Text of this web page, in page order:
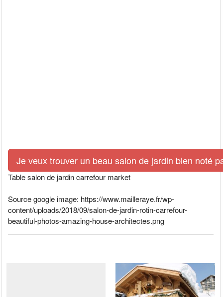
Je veux trouver un beau salon de jardin bien noté
Table salon de jardin carrefour market
Source google image: https://www.mailleraye.fr/wp-
content/uploads/2018/09/salon-de-jardin-rotin-carrefour-
beautiful-photos-amazing-house-architectes.png